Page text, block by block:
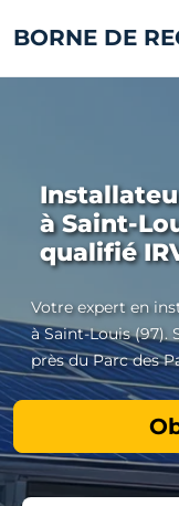
BORNE DE
à Saint-
qualifié
Votre expert en
à Saint-Louis
près du Parc des